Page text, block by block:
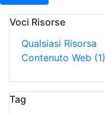
Voci Risorse
Qualsiasi Risorsa
Contenuto Web (1)
Tag